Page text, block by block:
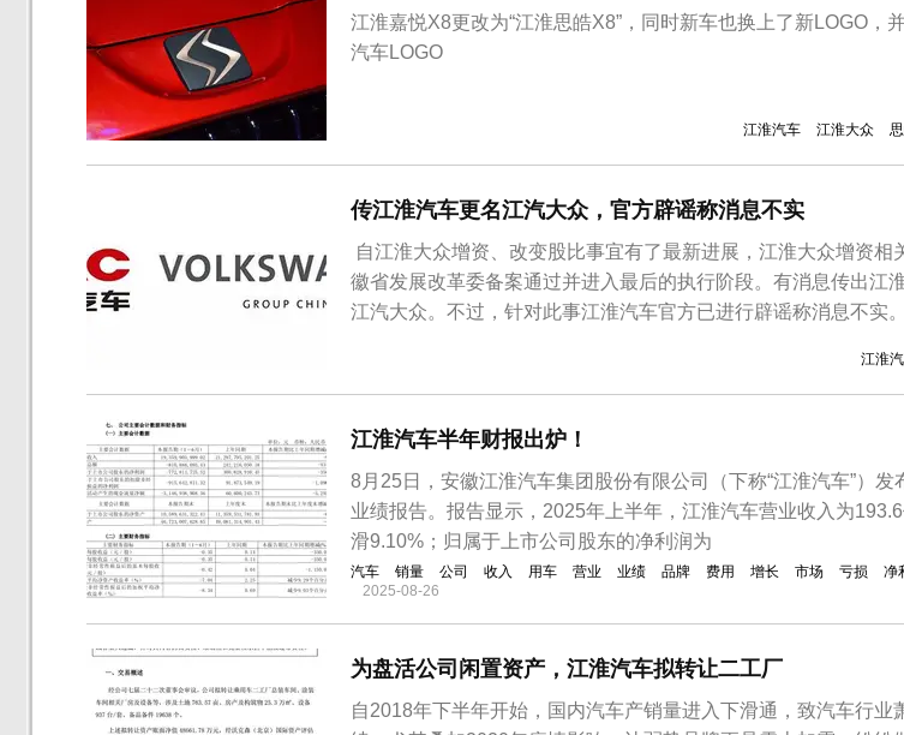
江淮嘉悦X8更改为“江淮思皓X8”，同时新车也换上了新LOGO，
汽车LOGO
江淮汽车 江淮大众
传江淮汽车更名江汽大众，官方辟谣称消息不实
自江淮大众增资、改变股比事宜有了最新进展，江淮大众增资相
徽省发展改革委备案通过并进入最后的执行阶段。有消息传出江
江汽大众。不过，针对此事江淮汽车官方已进行辟谣称消息不实。
江淮
江淮汽车半年财报出炉！
8月25日，安徽江淮汽车集团股份有限公司（下称“江淮汽车”）发
业绩报告。报告显示，2025年上半年，江淮汽车营业收入为
滑9.10%；归属于上市公司股东的净利润为
汽车 销量 公司 收入 用车 营业 业绩 品牌 费用 增长 市场 亏损 净
2025-08-26
为盘活公司闲置资产，江淮汽车拟转让二工厂
自2018年下半年开始，国内汽车产销量进入下滑通，致汽车行业